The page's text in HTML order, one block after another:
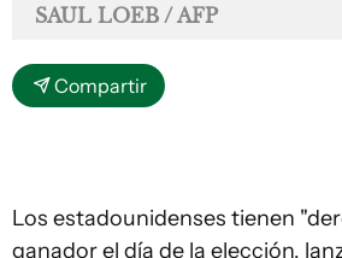
SAUL LOEB / AFP
Compartir
Los estadounidenses tienen
ganador el día de la elección,